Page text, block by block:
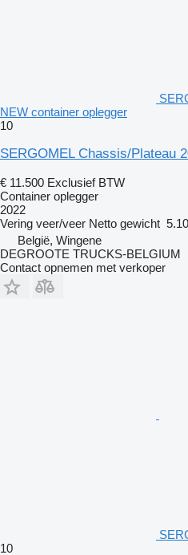
NEW container oplegger
10
SERGOMEL Chassis/Plateau
€ 11.500 Exclusief BTW
Container oplegger
2022
Vering veer/veer Netto gewicht
België, Wingene
DEGROOTE TRUCKS-BELGIUM
Contact opnemen met verkoper
10